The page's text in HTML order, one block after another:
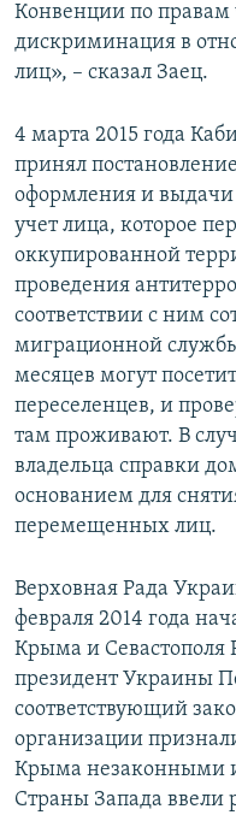
Конвенции по правам
дискриминация в
лиц», – сказал Заец.
4 марта 2015 года
принял
оформления и выдачи
учет лица, которое
оккупированной
проведения
соответствии с ним
миграционной
месяцев могут
переселенцев, и
там проживают. В
владельца справки
основанием для
перемещенных лиц.
Верховная Рада
февраля 2014 года
Крыма и Севастополя
президент Украины
соответствующий
организации
Крыма незаконными
Страны Запада ввели